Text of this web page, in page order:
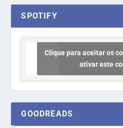
SPOTIFY
Clique para aceitar os
ativar este
GOODREADS